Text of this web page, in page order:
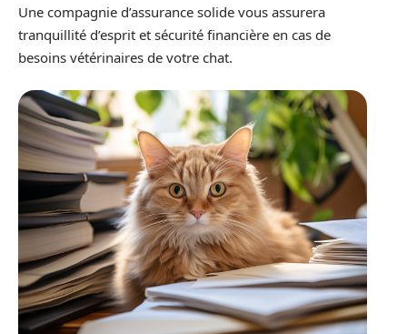
Une compagnie d’assurance solide vous assurera
tranquillité d’esprit et sécurité financière en cas de
besoins vétérinaires de votre chat.